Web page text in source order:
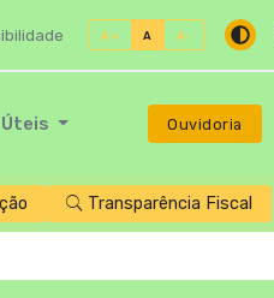
A+ A A-
Ouvidoria
Transparência Fiscal